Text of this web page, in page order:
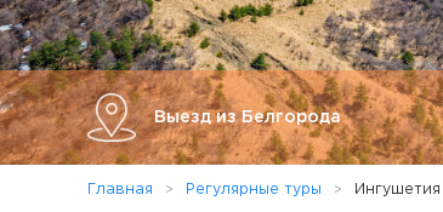
Выезд из Белгорода
Главная Регулярные туры Ингушетия